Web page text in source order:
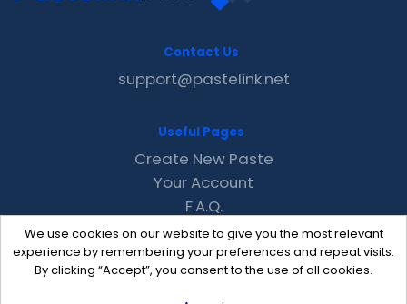
We use cookies on our website to give you the most relevant
experience by remembering your preferences and repeat visits.
By clicking “Accept”, you consent to the use of all cookies.
Contact Us
support@pastelink.net
Useful Pages
Create New Paste
Your Account
F.A.Q.
Recent
Contact